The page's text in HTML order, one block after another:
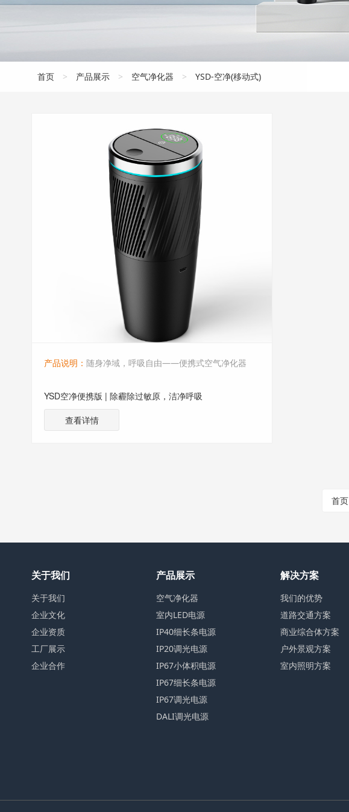
首页 > 产品展示 > 空气净化器 > YSD-空净(移动式)
产品说明： 随身净域，呼吸自由——便携式空气净化器
YSD空净便携版 | 除霾除过敏原，洁净呼吸
查看详情
首页
关于我们
关于我们
企业文化
企业资质
工厂展示
企业合作
产品展示
空气净化器
室内LED电源
IP40细长条电源
IP20调光电源
IP67小体积电源
IP67细长条电源
IP67调光电源
DALI调光电源
解决方案
我们的优势
道路交通方案
商业综合体方案
户外景观方案
室内照明方案